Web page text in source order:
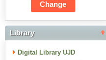
Library
Digital Library UJD